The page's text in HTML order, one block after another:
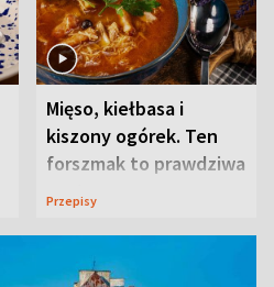
Mięso, kiełbasa i
kiszony ogórek. Ten
forszmak to prawdziwa
uczta
Przepisy